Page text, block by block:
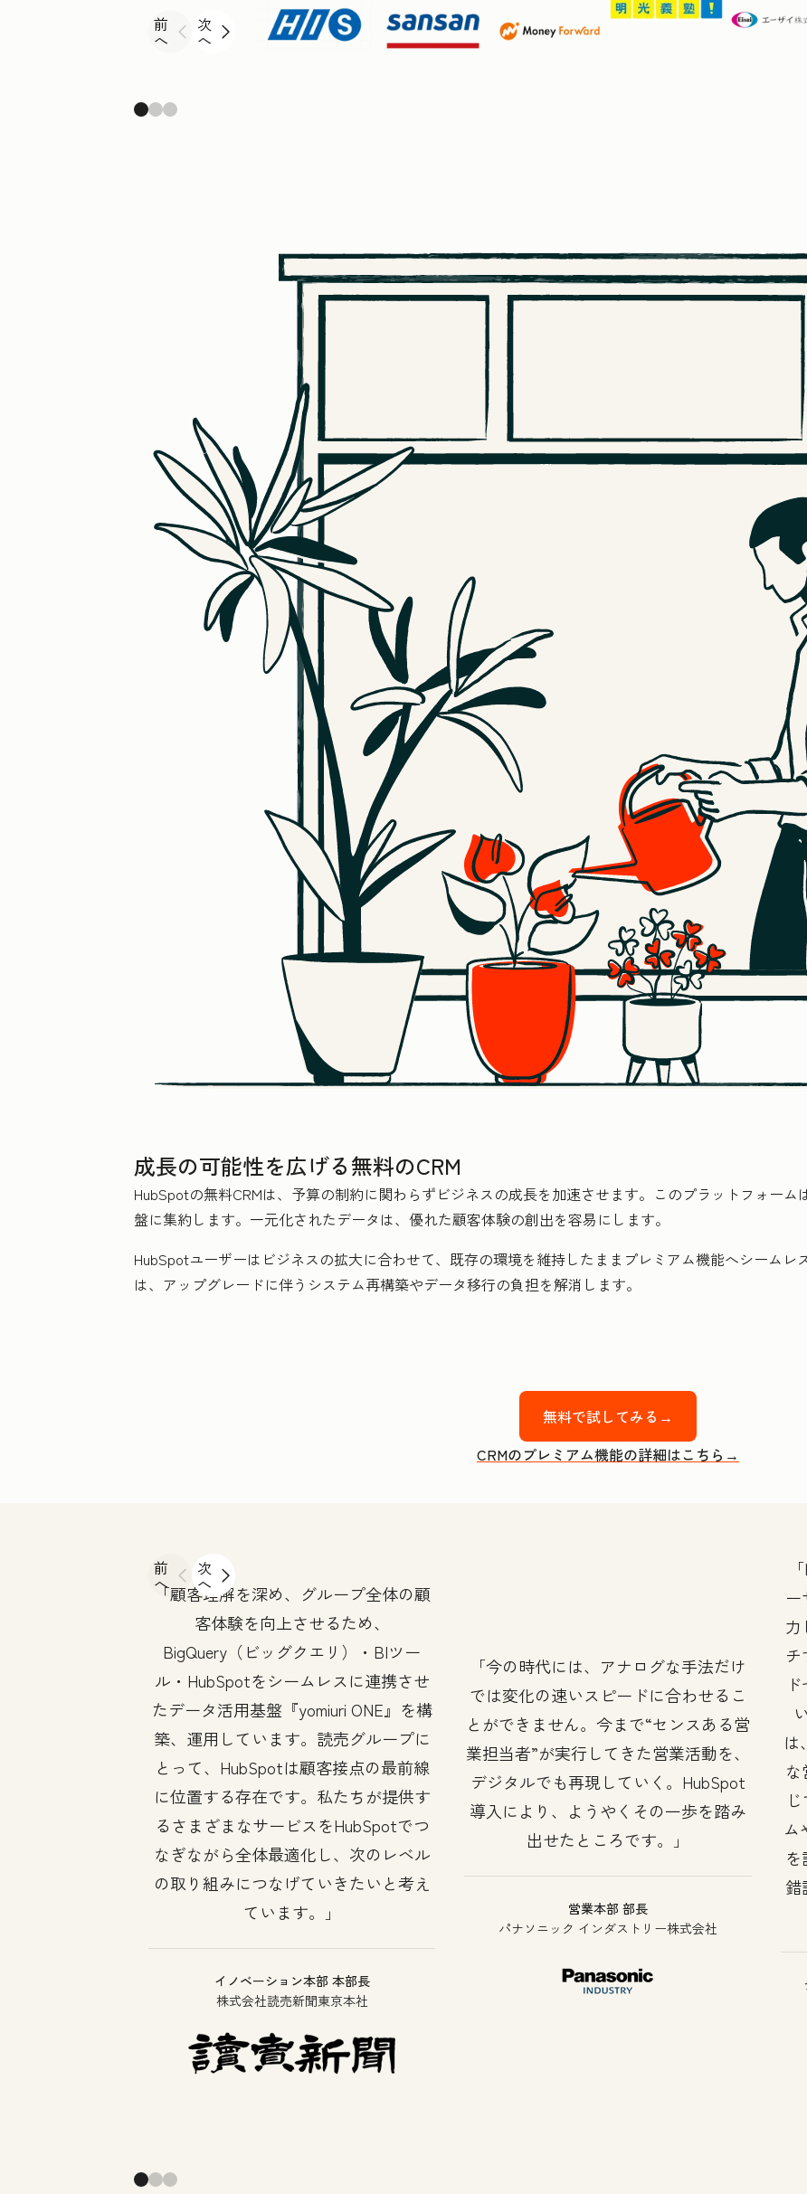
前
へ
次
へ
成長の可能性を広げる無料のCRM
HubSpotの無料CRMは、予算の制約に関わらずビジネスの成長を加速させます。このプラットフォー
盤に集約します。一元化されたデータは、優れた顧客体験の創出を容易にします。
HubSpotユーザーはビジネスの拡大に合わせて、既存の環境を維持したままプレミアム機能へシームレ
は、アップグレードに伴うシステム再構築やデータ移行の負担を解消します。
無料で試してみる→
CRMのプレミアム機能の詳細はこちら→
前
へ
次
へ
顧客理解を深め、グループ全体の顧
客体験を向上させるため、
BigQuery（ビッグクエリ）・BIツー
ル・HubSpotをシームレスに連携させ
たデータ活用基盤『yomiuri ONE』を構
築、運用しています。読売グループに
とって、HubSpotは顧客接点の最前線
に位置する存在です。私たちが提供す
るさまざまなサービスをHubSpotでつ
なぎながら全体最適化し、次のレベル
の取り組みにつなげていきたいと考え
ています。
イノベーション本部 本部長
株式会社読売新聞東京本社
今の時代には、アナログな手法だけ
では変化の速いスピードに合わせるこ
とができません。今まで“センスある営
業担当者”が実行してきた営業活動を、
デジタルでも再現していく。HubSpot
導入により、ようやくその一歩を踏み
出せたところです。
営業本部 部長
パナソニック インダストリー株式会社
力
チ
は
ム
錯